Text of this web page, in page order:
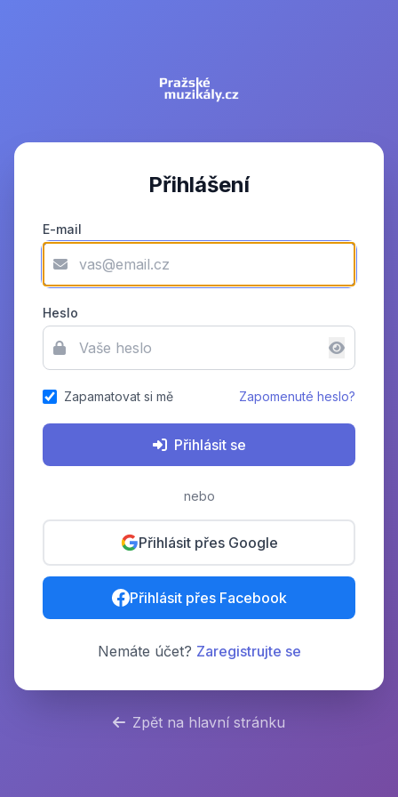
Přihlášení
E-mail
Heslo
Zapamatovat si mě Zapomenuté heslo?
Přihlásit se
nebo
Přihlásit přes Google
Přihlásit přes Facebook
Nemáte účet? Zaregistrujte se
Zpět na hlavní stránku